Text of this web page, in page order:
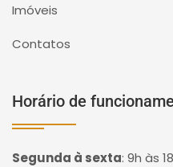
Imóveis
Contatos
Horário de
Segunda à sexta: 9h às